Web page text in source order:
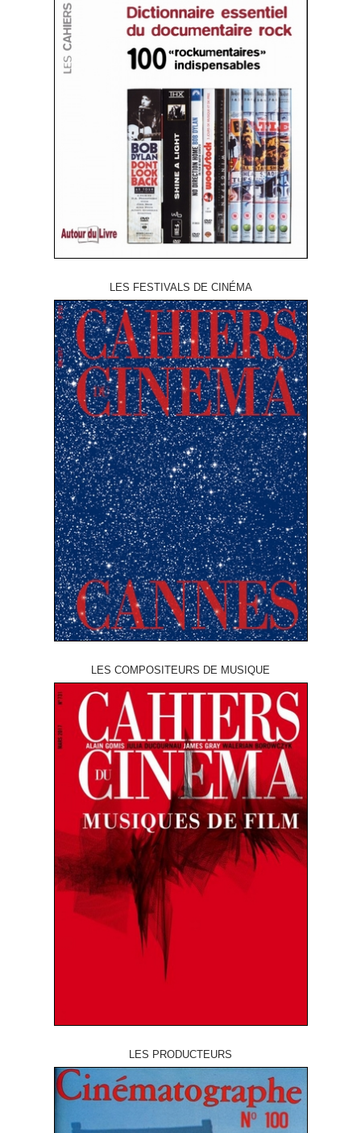
LES FESTIVALS DE CINÉMA
LES COMPOSITEURS DE MUSIQUE
LES PRODUCTEURS